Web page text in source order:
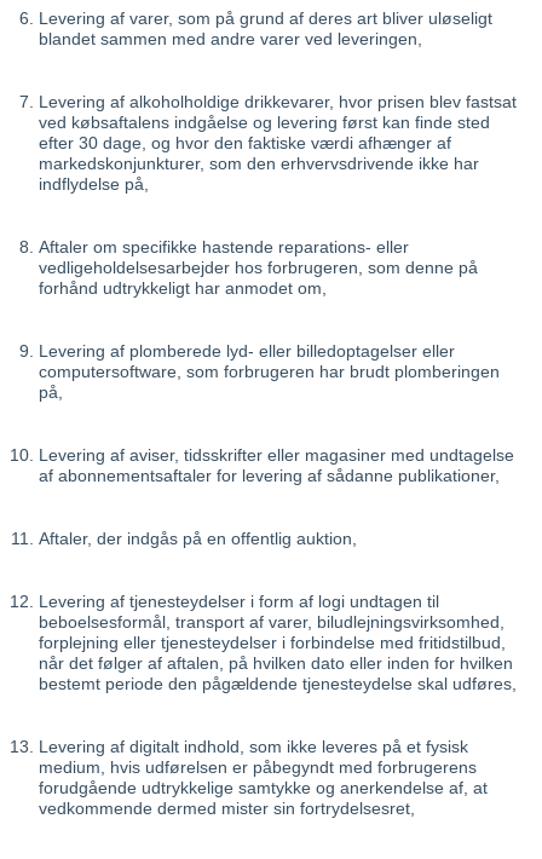
Levering af varer, som på grund af deres art bliver uløseligt
blandet sammen med andre varer ved leveringen,
Levering af alkoholholdige drikkevarer, hvor prisen blev fastsat
ved købsaftalens indgåelse og levering først kan finde sted
efter 30 dage, og hvor den faktiske værdi afhænger af
markedskonjunkturer, som den erhvervsdrivende ikke har
indflydelse på,
Aftaler om specifikke hastende reparations- eller
vedligeholdelsesarbejder hos forbrugeren, som denne på
forhånd udtrykkeligt har anmodet om,
Levering af plomberede lyd- eller billedoptagelser eller
computersoftware, som forbrugeren har brudt plomberingen
på,
Levering af aviser, tidsskrifter eller magasiner med undtagelse
af abonnementsaftaler for levering af sådanne publikationer,
Aftaler, der indgås på en offentlig auktion,
Levering af tjenesteydelser i form af logi undtagen til
beboelsesformål, transport af varer, biludlejningsvirksomhed,
forplejning eller tjenesteydelser i forbindelse med fritidstilbud,
når det følger af aftalen, på hvilken dato eller inden for hvilken
bestemt periode den pågældende tjenesteydelse skal udføres,
Levering af digitalt indhold, som ikke leveres på et fysisk
medium, hvis udførelsen er påbegyndt med forbrugerens
forudgående udtrykkelige samtykke og anerkendelse af, at
vedkommende dermed mister sin fortrydelsesret,